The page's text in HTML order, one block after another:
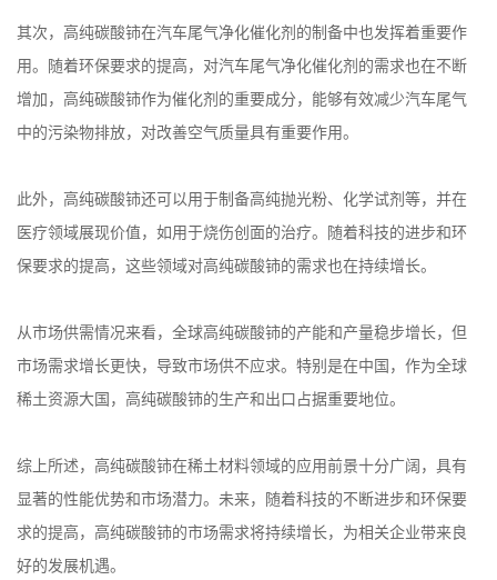
其次，高纯碳酸铈在汽车尾气净化催化剂的制备中也发挥着重要作
用。随着环保要求的提高，对汽车尾气净化催化剂的需求也在不断
增加，高纯碳酸铈作为催化剂的重要成分，能够有效减少汽车尾气
中的污染物排放，对改善空气质量具有重要作用。
此外，高纯碳酸铈还可以用于制备高纯抛光粉、化学试剂等，并在
医疗领域展现价值，如用于烧伤创面的治疗。随着科技的进步和环
保要求的提高，这些领域对高纯碳酸铈的需求也在持续增长。
从市场供需情况来看，全球高纯碳酸铈的产能和产量稳步增长，但
市场需求增长更快，导致市场供不应求。特别是在中国，作为全球
稀土资源大国，高纯碳酸铈的生产和出口占据重要地位。
综上所述，高纯碳酸铈在稀土材料领域的应用前景十分广阔，具有
显著的性能优势和市场潜力。未来，随着科技的不断进步和环保要
求的提高，高纯碳酸铈的市场需求将持续增长，为相关企业带来良
好的发展机遇。